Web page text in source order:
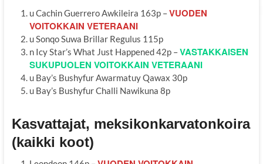
u Cachin Guerrero Awkileira 163p –VUODEN
VOITOKKAIN VETERAANI
u Sonqo Suwa Brillar Regulus 115p
n Icy Star’s What Just Happened 42p –VASTAKKAISEN
SUKUPUOLEN VOITOKKAIN VETERAANI
u Bay’s Bushyfur Awarmatuy Qawax 30p
u Bay’s Bushyfur Challi Nawikuna 8p
Kasvattajat, meksikonkarvatonkoira
(kaikki koot)